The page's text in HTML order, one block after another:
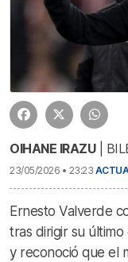
OIHANE IRAZU|
23/05/2026 • 23:23
Ernesto Valverde
tras dirigir su
y reconoció que el